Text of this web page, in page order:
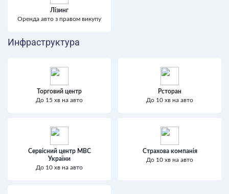
Лізинг
Оренда авто з правом викупу
Инфраструктура
Торговий центр
До 15 хв на авто
Рсторан
До 10 хв на авто
Сервісний центр МВС
України
До 10 хв на авто
Страхова компанія
До 10 хв на авто